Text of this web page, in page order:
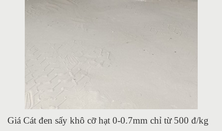
Giá Cát đen sấy khô cỡ hạt 0-0.7mm chỉ từ 500 đ/kg